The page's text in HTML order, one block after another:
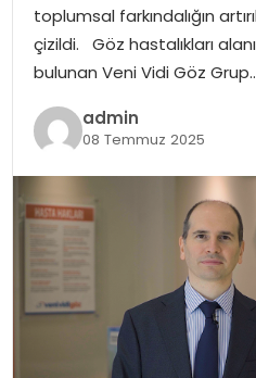
SPOR
TEKNOLOJI
YAŞAM
toplumsal farkındalığın
çizildi. Göz hastalıkları
bulunan Veni Vidi Göz
admin
08 Temmuz 2025